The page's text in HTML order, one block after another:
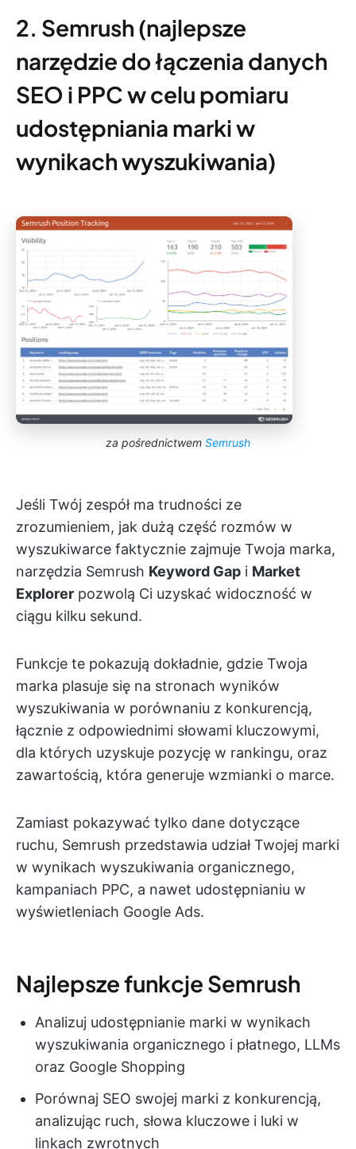
2. Semrush (najlepsze
narzędzie do łączenia danych
SEO i PPC w celu pomiaru
udostępniania marki w
wynikach wyszukiwania)
za pośrednictwem Semrush
Jeśli Twój zespół ma trudności ze
zrozumieniem, jak dużą część rozmów w
wyszukiwarce faktycznie zajmuje Twoja marka,
narzędzia Semrush Keyword Gap i Market
Explorer pozwolą Ci uzyskać widoczność w
ciągu kilku sekund.
Funkcje te pokazują dokładnie, gdzie Twoja
marka plasuje się na stronach wyników
wyszukiwania w porównaniu z konkurencją,
łącznie z odpowiednimi słowami kluczowymi,
dla których uzyskuje pozycję w rankingu, oraz
zawartością, która generuje wzmianki o marce.
Zamiast pokazywać tylko dane dotyczące
ruchu, Semrush przedstawia udział Twojej marki
w wynikach wyszukiwania organicznego,
kampaniach PPC, a nawet udostępnianiu w
wyświetleniach Google Ads.
Najlepsze funkcje Semrush
Analizuj udostępnianie marki w wynikach
wyszukiwania organicznego i płatnego, LLMs
oraz Google Shopping
Porównaj SEO swojej marki z konkurencją,
analizując ruch, słowa kluczowe i luki w
linkach zwrotnych